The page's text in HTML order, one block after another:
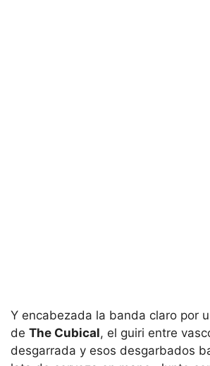
Y encabezada la banda claro por
de The Cubical, el guiri entre
desgarrada y esos desgarbados